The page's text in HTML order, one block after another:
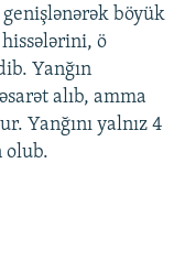
böyük
ö
Yanğın
alıb, amma
Yanğını yalnız 4
olub.